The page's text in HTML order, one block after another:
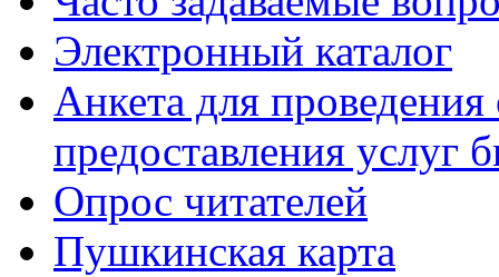
Электронный каталог
Анкета для проведения
предоставления услуг
Опрос читателей
Пушкинская карта